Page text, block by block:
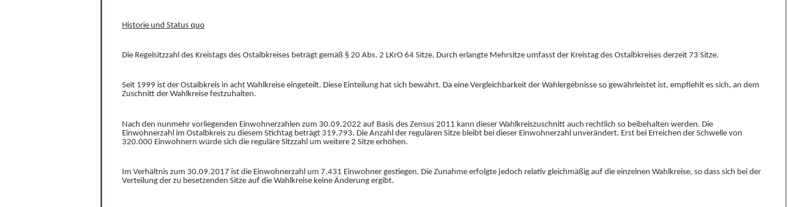
Historie und Status quo
Die Regelsitzzahl des Kreistags des Ostalbkreises beträgt gemäß § 20 Abs. 2 LKrO 64 Sitze. Durch erlangte Mehrsitze umfasst der Kreistag des Ostalbkreises derzeit 73 Sitze.
Seit 1999 ist der Ostalbkreis in acht Wahlkreise eingeteilt. Diese Einteilung hat sich bewährt. Da eine Vergleichbarkeit der Wahlergebnisse so gewährleistet ist, empfiehlt es sich, an dem
Zuschnitt der Wahlkreise festzuhalten.
Nach den nunmehr vorliegenden Einwohnerzahlen zum 30.09.2022 auf Basis des Zensus 2011 kann dieser Wahlkreiszuschnitt auch rechtlich so beibehalten werden. Die
Einwohnerzahl im Ostalbkreis zu diesem Stichtag beträgt 319.793. Die Anzahl der regulären Sitze bleibt bei dieser Einwohnerzahl unverändert. Erst bei Erreichen der Schwelle von
320.000 Einwohnern würde sich die reguläre Sitzzahl um weitere 2 Sitze erhöhen.
Im Verhältnis zum 30.09.2017 ist die Einwohnerzahl um 7.431 Einwohner gestiegen. Die Zunahme erfolgte jedoch relativ gleichmäßig auf die einzelnen Wahlkreise, so dass sich bei der
Verteilung der zu besetzenden Sitze auf die Wahlkreise keine Änderung ergibt.